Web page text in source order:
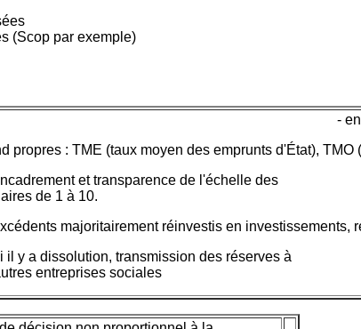
(Scop par exemple)
-
propres : TME (taux moyen des emprunts d'État),
et transparence de l'échelle des
de 1 à 10.
majoritairement réinvestis en investissements,
il y a dissolution, transmission des réserves à
entreprises sociales